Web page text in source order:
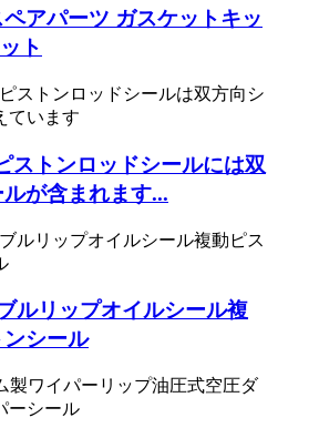
アパーツ ガスケットキッ
ト
ストンロッドシールには双
が含まれます...
ルリップオイルシール複
シール